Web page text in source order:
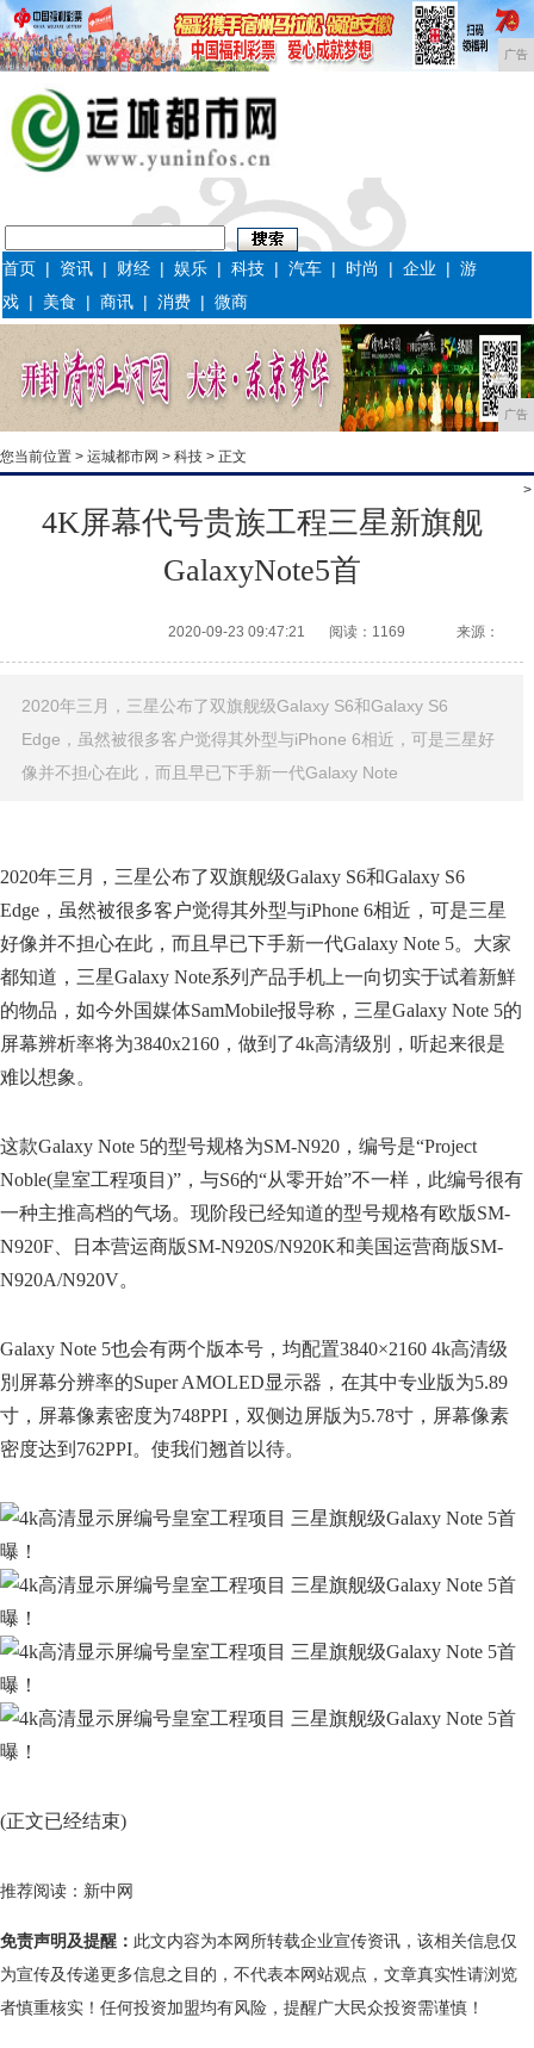
广告
首页 | 资讯 | 财经 |娱乐 |科技 |汽车 | 时尚 |企业 |游
戏 | 美食 |商讯 |消费 |微商
广告
您当前位置 > 运城都市网 > 科技 > 正文
>
4K屏幕代号贵族工程三星新旗舰
GalaxyNote5首
2020-09-23 09:47:21 阅读：1169 来源：
2020年三月，三星公布了双旗舰级Galaxy S6和Galaxy S6
Edge，虽然被很多客户觉得其外型与iPhone 6相近，可是三星好
像并不担心在此，而且早已下手新一代Galaxy Note
2020年三月，三星公布了双旗舰级Galaxy S6和Galaxy S6
Edge，虽然被很多客户觉得其外型与iPhone 6相近，可是三星
好像并不担心在此，而且早已下手新一代Galaxy Note 5。大家
都知道，三星Galaxy Note系列产品手机上一向切实于试着新鮮
的物品，如今外国媒体SamMobile报导称，三星Galaxy Note 5的
屏幕辨析率将为3840x2160，做到了4k高清级別，听起来很是
难以想象。
这款Galaxy Note 5的型号规格为SM-N920，编号是“Project
Noble(皇室工程项目)”，与S6的“从零开始”不一样，此编号很有
一种主推高档的气场。现阶段已经知道的型号规格有欧版SM-
N920F、日本营运商版SM-N920S/N920K和美国运营商版SM-
N920A/N920V。
Galaxy Note 5也会有两个版本号，均配置3840×2160 4k高清级
別屏幕分辨率的Super AMOLED显示器，在其中专业版为5.89
寸，屏幕像素密度为748PPI，双侧边屏版为5.78寸，屏幕像素
密度达到762PPI。使我们翘首以待。
(正文已经结束)
推荐阅读： 新中网
免责声明及提醒： 此文内容为本网所转载企业宣传资讯，该相关信息仅
为宣传及传递更多信息之目的，不代表本网站观点，文章真实性请浏览
者慎重核实！任何投资加盟均有风险，提醒广大民众投资需谨慎！